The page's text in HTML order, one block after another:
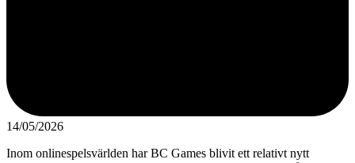
14/05/2026
Inom onlinespelsvärlden har BC Games blivit ett relativt nytt